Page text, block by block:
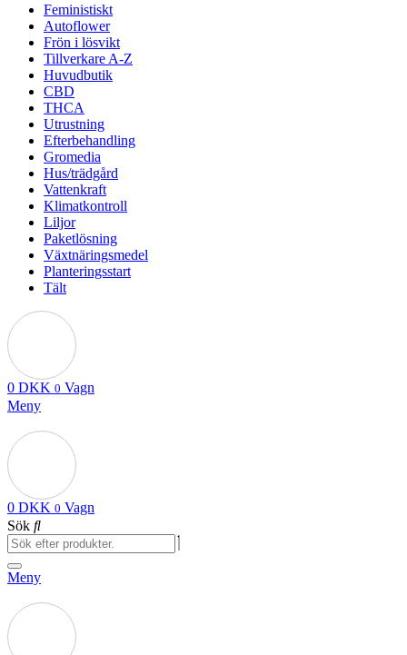
Feministiskt
Autoflower
Frön i lösvikt
Tillverkare A-Z
Huvudbutik
CBD
THCA
Utrustning
Efterbehandling
Gromedia
Hus/trädgård
Vattenkraft
Klimatkontroll
Liljor
Paketlösning
Växtnäringsmedel
Planteringsstart
Tält
0 DKK 0 Vagn
Meny
0 DKK 0 Vagn
Sök
Meny